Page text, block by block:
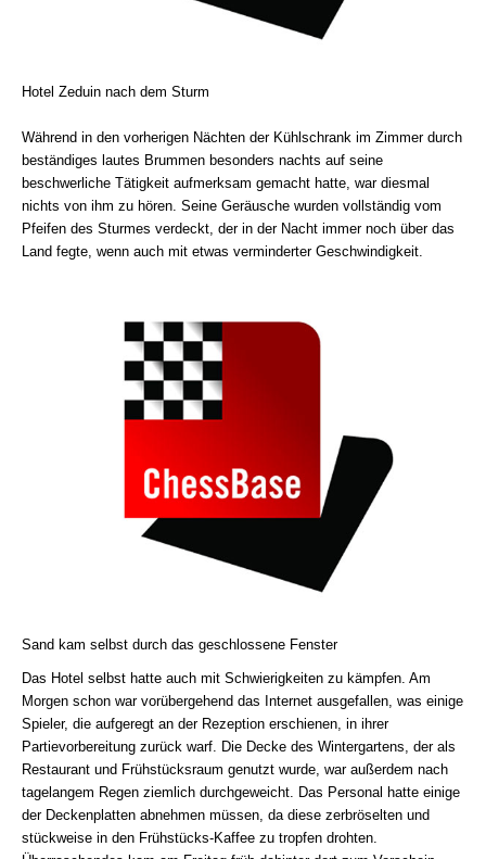
Hotel Zeduin nach dem Sturm
Während in den vorherigen Nächten der Kühlschrank im Zimmer durch
beständiges lautes Brummen besonders nachts auf seine
beschwerliche Tätigkeit aufmerksam gemacht hatte, war diesmal
nichts von ihm zu hören. Seine Geräusche wurden vollständig vom
Pfeifen des Sturmes verdeckt, der in der Nacht immer noch über das
Land fegte, wenn auch mit etwas verminderter Geschwindigkeit.
Sand kam selbst durch das geschlossene Fenster
Das Hotel selbst hatte auch mit Schwierigkeiten zu kämpfen. Am
Morgen schon war vorübergehend das Internet ausgefallen, was einige
Spieler, die aufgeregt an der Rezeption erschienen, in ihrer
Partievorbereitung zurück warf. Die Decke des Wintergartens, der als
Restaurant und Frühstücksraum genutzt wurde, war außerdem nach
tagelangem Regen ziemlich durchgeweicht. Das Personal hatte einige
der Deckenplatten abnehmen müssen, da diese zerbröselten und
stückweise in den Frühstücks-Kaffee zu tropfen drohten.